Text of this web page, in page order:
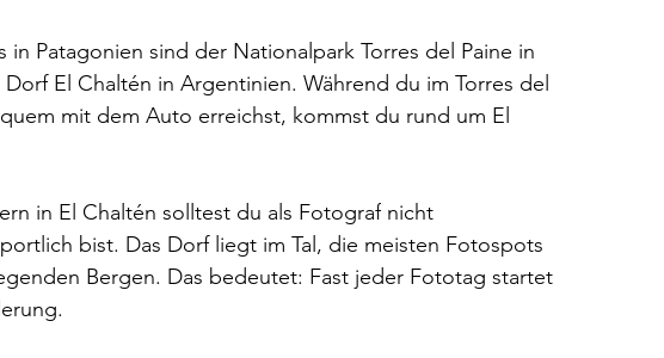
Patagonien sind der Nationalpark Torres del Paine in
El Chaltén in Argentinien. Während du im Torres del
mit dem Auto erreichst, kommst du rund um El
in El Chaltén solltest du als Fotograf nicht
bist. Das Dorf liegt im Tal, die meisten Fotospots
Bergen. Das bedeutet: Fast jeder Fototag startet